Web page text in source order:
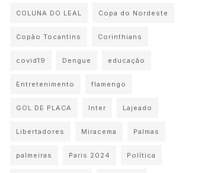
COLUNA DO LEAL Copa do Nordeste
Copão Tocantins Corinthians
covid19 Dengue educação
Entretenimento flamengo
GOL DE PLACA Inter Lajeado
Libertadores Miracema Palmas
palmeiras Paris 2024 Política